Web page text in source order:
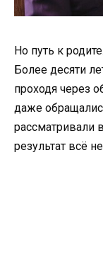
Но путь к
Более десяти
проходя через
даже
рассматривали
результат всё